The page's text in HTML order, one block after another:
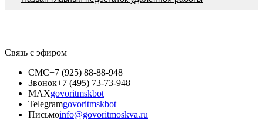
Связь с эфиром
СМС+7 (925) 88-88-948
Звонок+7 (495) 73-73-948
MAXgovoritmskbot
Telegramgovoritmskbot
Письмоinfo@govoritmoskva.ru